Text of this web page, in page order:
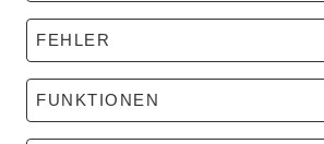
FEHLER
FUNKTIONEN